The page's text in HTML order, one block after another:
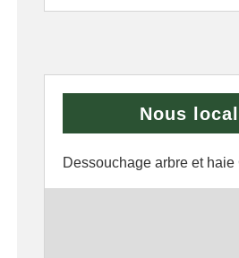
Nous
Dessouchage arbre et haie